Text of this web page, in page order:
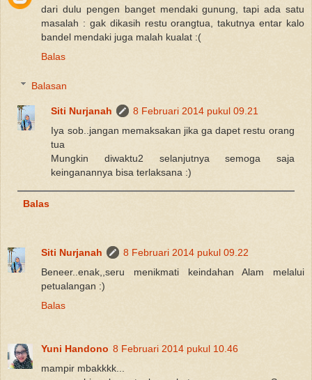
dari dulu pengen banget mendaki gunung, tapi ada satu
masalah : gak dikasih restu orangtua, takutnya entar kalo
bandel mendaki juga malah kualat :(
Balas
Balasan
Siti Nurjanah
8 Februari 2014 pukul 09.21
Iya sob..jangan memaksakan jika ga dapet restu orang
tua
Mungkin diwaktu2 selanjutnya semoga saja
keinganannya bisa terlaksana :)
Balas
Siti Nurjanah
8 Februari 2014 pukul 09.22
Beneer..enak,,seru menikmati keindahan Alam melalui
petualangan :)
Balas
Yuni Handono 8 Februari 2014 pukul 10.46
mampir mbakkkk...